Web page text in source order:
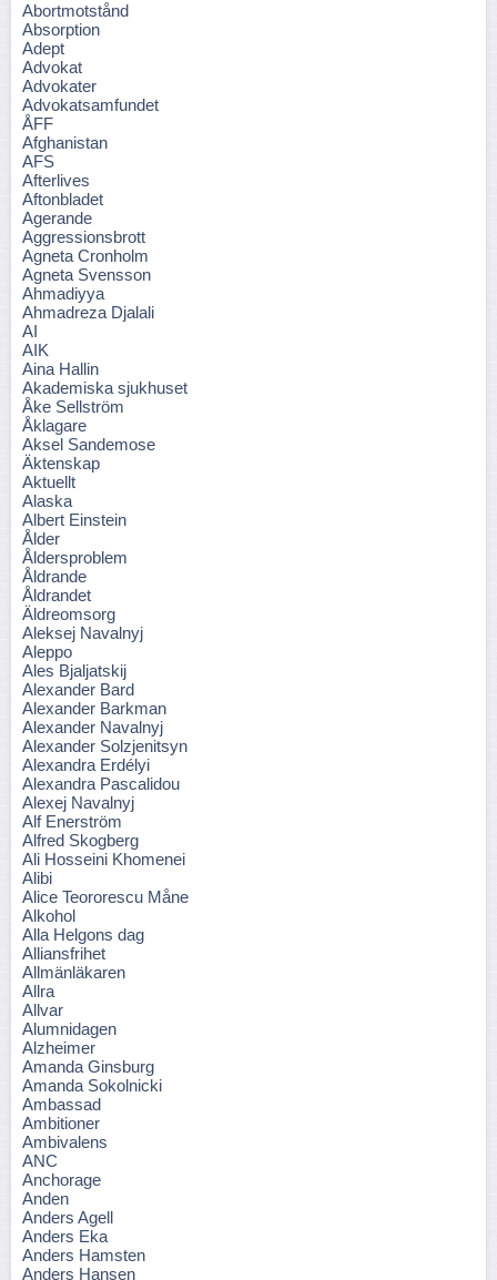
Abortmotstånd
Absorption
Adept
Advokat
Advokater
Advokatsamfundet
ÅFF
Afghanistan
AFS
Afterlives
Aftonbladet
Agerande
Aggressionsbrott
Agneta Cronholm
Agneta Svensson
Ahmadiyya
Ahmadreza Djalali
AI
AIK
Aina Hallin
Akademiska sjukhuset
Åke Sellström
Åklagare
Aksel Sandemose
Äktenskap
Aktuellt
Alaska
Albert Einstein
Ålder
Åldersproblem
Åldrande
Åldrandet
Äldreomsorg
Aleksej Navalnyj
Aleppo
Ales Bjaljatskij
Alexander Bard
Alexander Barkman
Alexander Navalnyj
Alexander Solzjenitsyn
Alexandra Erdélyi
Alexandra Pascalidou
Alexej Navalnyj
Alf Enerström
Alfred Skogberg
Ali Hosseini Khomenei
Alibi
Alice Teororescu Måne
Alkohol
Alla Helgons dag
Alliansfrihet
Allmänläkaren
Allra
Allvar
Alumnidagen
Alzheimer
Amanda Ginsburg
Amanda Sokolnicki
Ambassad
Ambitioner
Ambivalens
ANC
Anchorage
Anden
Anders Agell
Anders Eka
Anders Hamsten
Anders Hansen